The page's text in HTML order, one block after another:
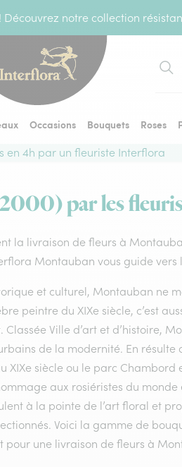
Découvrez notre collection
Occasions Bouquets Roses
en 4h par un fleuriste Interflora
par les
la livraison de fleurs à
Montauban vous guide
et culturel, Montauban ne
peintre du XIXe siècle, c’est
Classée Ville d’art et d’histoire,
de la modernité. En résulte
XIXe siècle ou le parc
aux rosiéristes du
à la pointe de l’art floral et
Voici la gamme de
pour une livraison de fleurs à